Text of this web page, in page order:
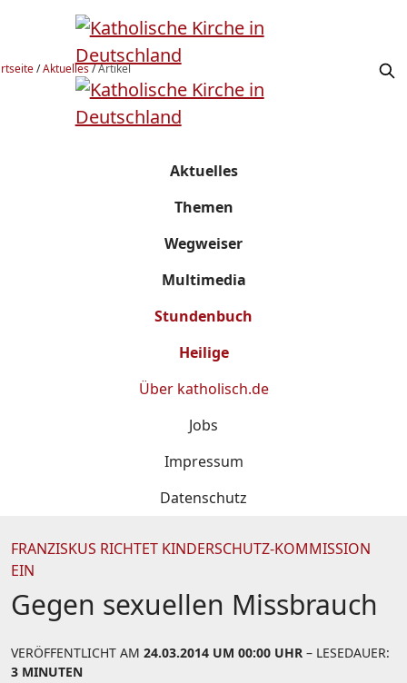
/Aktuelles/Artikel
Aktuelles
Themen
Wegweiser
Multimedia
Stundenbuch
Heilige
Über katholisch.de
Jobs
Impressum
Datenschutz
FRANZISKUS RICHTET KINDERSCHUTZ-KOMMISSION
EIN
Gegen sexuellen Missbrauch
VERÖFFENTLICHT AM 24.03.2014 UM 00:00 UHR – LESEDAUER:
3 MINUTEN